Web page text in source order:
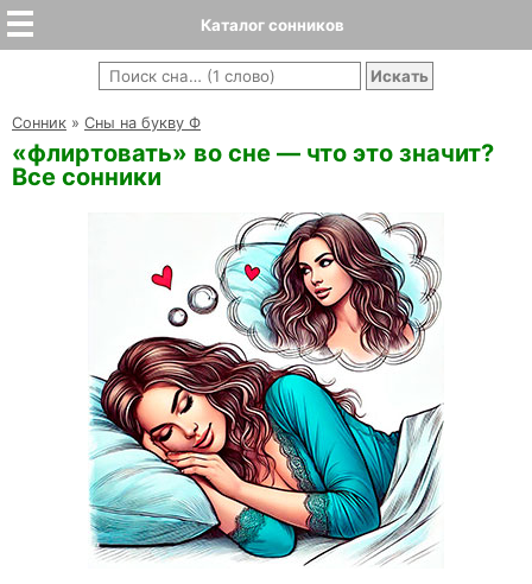
Каталог сонников
Cонник » Сны на букву Ф
«флиртовать» во сне — что это значит?
Все сонники